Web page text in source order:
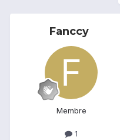
Fanccy
Membre
1